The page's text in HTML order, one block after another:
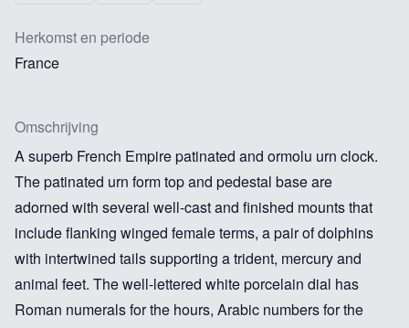
Herkomst en periode
France
Omschrijving
A superb French Empire patinated and ormolu urn clock.
The patinated urn form top and pedestal base are
adorned with several well-cast and finished mounts that
include flanking winged female terms, a pair of dolphins
with intertwined tails supporting a trident, mercury and
animal feet. The well-lettered white porcelain dial has
Roman numerals for the hours, Arabic numbers for the